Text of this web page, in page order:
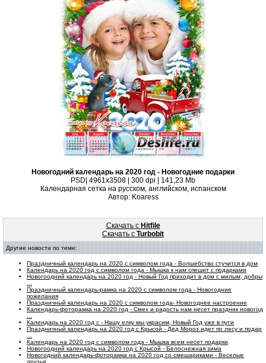
Новогодний календарь на 2020 год - Новогодние подарки
PSD| 4961x3508 | 300 dpi | 141,23 Mb
Календарная сетка на русском, английском, испанском
Автор: Koaress
Скачать с Hitfile
Скачать с Turbobit
Другие новости по теме:
Праздничный календарь на 2020 с символом года - Волшебство стучится в дом
Календарь на 2020 год с символом года - Мышка к нам спешит с подарками
Новогоодний календарь на 2020 год - Новый Год приходит в дом с милым, добры
Праздничный календарь-рамка на 2020 с символом года - Новогодние
пожелания
Праздничный календарь на 2020 с символом года- Новогоднее настроение
Календарь-фоторамка на 2020 год - Смех и радость нам несет праздник новогод
Календарь на 2020 год с - Нашу елку мы украсим, Новый Год уже в пути
Праздничный календарь на 2020 год с Крысой - Дед Мороз идет по лесу и подар
Календарь на 2020 год с символом года - Мышка всем несет подарки
Новогоодний календарь на 2020 год с Крысой - Белоснежная зима
Новогодний календарь-фоторамка на 2020 год со смешариками - Веселые
друзья